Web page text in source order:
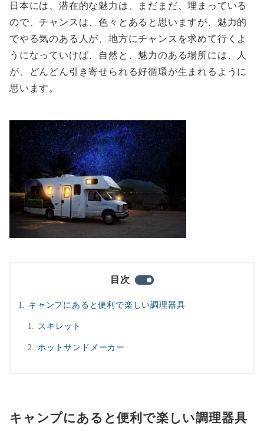
日本には、潜在的な魅力は、まだまだ、埋まっている
ので、チャンスは、色々とあると思いますが、魅力的
でやる気のある人が、地方にチャンスを求めて行くよ
うになっていけば、自然と、魅力のある場所には、人
が、どんどん引き寄せられる好循環が生まれるように
思います。
目次
キャンプにあると便利で楽しい調理器具
スキレット
ホットサンドメーカー
キャンプにあると便利で楽しい調理器具